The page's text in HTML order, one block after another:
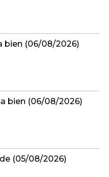
bien (06/08/2026)
bien (06/08/2026)
(05/08/2026)